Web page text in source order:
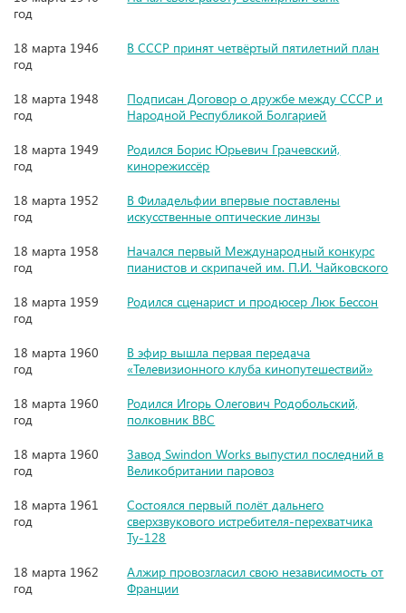
год
18 марта 1946
год
В СССР принят четвёртый пятилетний план
18 марта 1948
год
Подписан Договор о дружбе между СССР и
Народной Республикой Болгарией
18 марта 1949
год
Родился Борис Юрьевич Грачевский,
кинорежиссёр
18 марта 1952
год
В Филадельфии впервые поставлены
искусственные оптические линзы
18 марта 1958
год
Начался первый Международный конкурс
пианистов и скрипачей им. П.И. Чайковского
18 марта 1959
год
Родился сценарист и продюсер Люк Бессон
18 марта 1960
год
В эфир вышла первая передача
«Телевизионного клуба кинопутешествий»
18 марта 1960
год
Родился Игорь Олегович Родобольский,
полковник ВВС
18 марта 1960
год
Завод Swindon Works выпустил последний в
Великобритании паровоз
18 марта 1961
год
Состоялся первый полёт дальнего
сверхзвукового истребителя-перехватчика
Ту-128
18 марта 1962
год
Алжир провозгласил свою независимость от
Франции